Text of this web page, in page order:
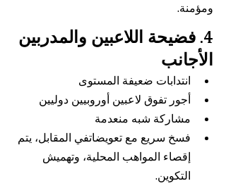
ومؤمنة.
4. فضيحة اللاعبين والمدربين
الأجانب
انتدابات ضعيفة المستوى
أجور تفوق لاعبين أوروبيين دوليين
مشاركة شبه منعدمة
فسخ سريع مع تعويضاتفي المقابل، يتم
إقصاء المواهب المحلية، وتهميش
التكوين.